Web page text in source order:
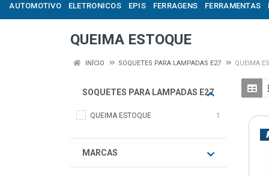
AUTOMOTIVO ELETRONICOS EPIS FERRAGENS FERRAMENTAS
QUEIMA ESTOQUE
INÍCIO SOQUETES PARA LAMPADAS E27 QUEIMA
SOQUETES PARA LAMPADAS E27
QUEIMA ESTOQUE 1
MARCAS